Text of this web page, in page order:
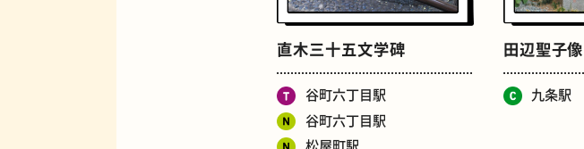
直木三十五文学碑
谷町六丁目駅
谷町六丁目駅
松屋町駅
田辺聖子像
九条駅